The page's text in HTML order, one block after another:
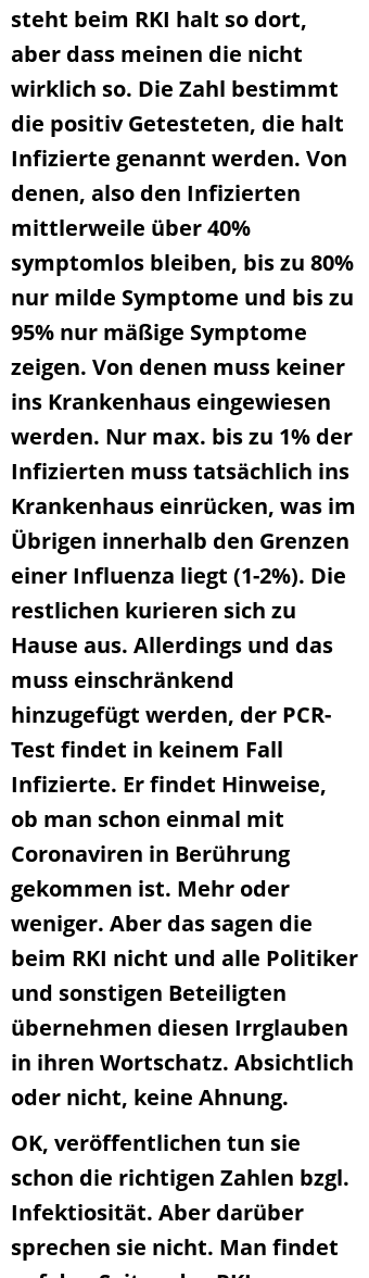
steht beim RKI halt so dort,
aber dass meinen die nicht
wirklich so. Die Zahl bestimmt
die positiv Getesteten, die halt
Infizierte genannt werden. Von
denen, also den Infizierten
mittlerweile über 40%
symptomlos bleiben, bis zu 80%
nur milde Symptome und bis zu
95% nur mäßige Symptome
zeigen. Von denen muss keiner
ins Krankenhaus eingewiesen
werden. Nur max. bis zu 1% der
Infizierten muss tatsächlich ins
Krankenhaus einrücken, was im
Übrigen innerhalb den Grenzen
einer Influenza liegt (1-2%). Die
restlichen kurieren sich zu
Hause aus. Allerdings und das
muss einschränkend
hinzugefügt werden, der PCR-
Test findet in keinem Fall
Infizierte. Er findet Hinweise,
ob man schon einmal mit
Coronaviren in Berührung
gekommen ist. Mehr oder
weniger. Aber das sagen die
beim RKI nicht und alle Politiker
und sonstigen Beteiligten
übernehmen diesen Irrglauben
in ihren Wortschatz. Absichtlich
oder nicht, keine Ahnung.
OK, veröffentlichen tun sie
schon die richtigen Zahlen bzgl.
Infektiosität. Aber darüber
sprechen sie nicht. Man findet